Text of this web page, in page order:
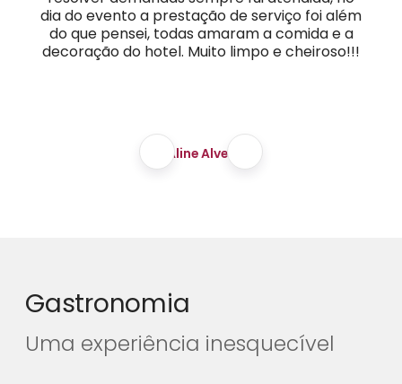
dia do evento a prestação de serviço foi além
do que pensei, todas amaram a comida e a
decoração do hotel. Muito limpo e cheiroso!!!
Aline Alves
Gastronomia
Uma experiência inesquecível